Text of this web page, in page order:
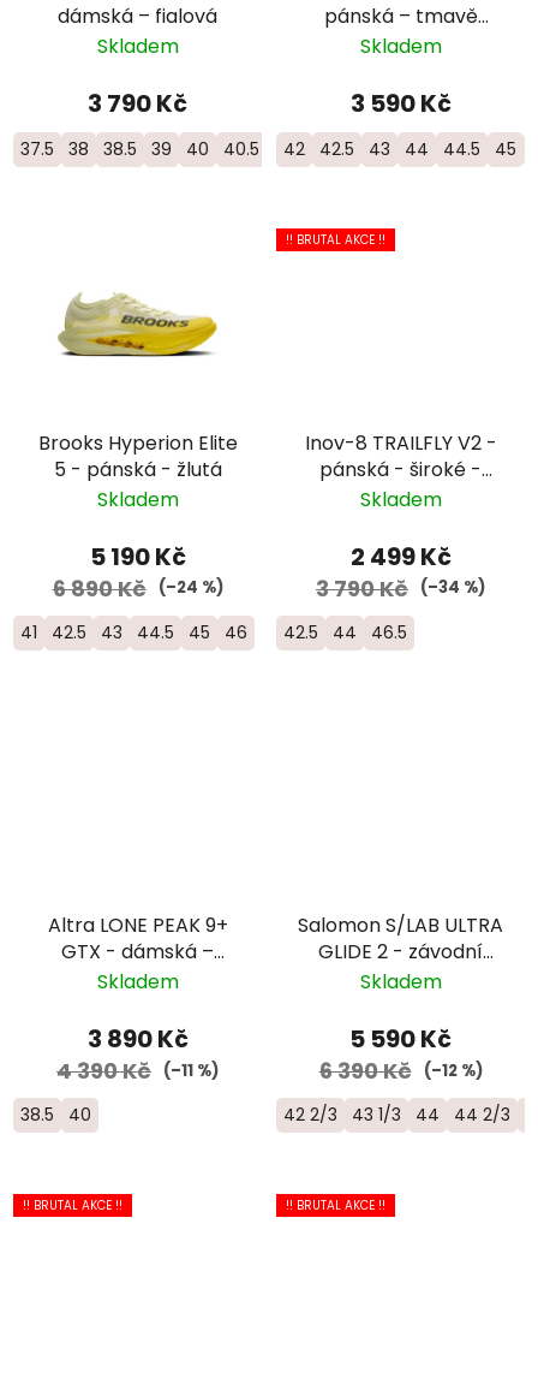
dámská – fialová
Skladem
3 790 Kč
37.5 38 38.5 39 40 40.5 41
pánská – tmavě
modrá
Skladem
3 590 Kč
42 42.5 43 44 44.5 45
Brooks Hyperion Elite
5 - pánská - žlutá
Skladem
5 190 Kč
6 890 Kč (–24 %)
41 42.5 43 44.5 45 46
!! BRUTAL AKCE !!
Inov-8 TRAILFLY V2 -
pánská - široké -
modrá
Skladem
2 499 Kč
3 790 Kč (–34 %)
42.5 44 46.5
Altra LONE PEAK 9+
GTX - dámská –
zelená
Skladem
3 890 Kč
4 390 Kč (–11 %)
38.5 40
Salomon S/LAB ULTRA
GLIDE 2 - závodní
trailová běžecká bota
Skladem
5 590 Kč
6 390 Kč (–12 %)
42 2/3 43 1/3 44 44 2/3
!! BRUTAL AKCE !! !! BRUTAL AKCE !!